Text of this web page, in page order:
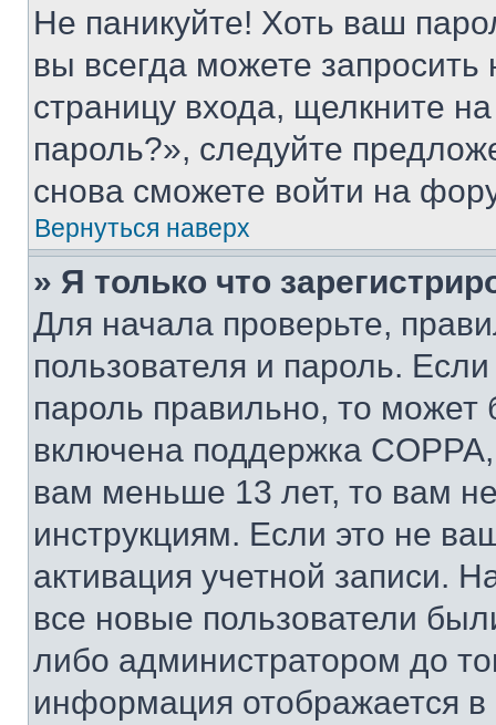
Не паникуйте! Хоть ваш
вы всегда можете
страницу входа, щелкните
пароль?», следуйте
снова сможете войти на
Вернуться наверх
» Я только что
Для начала проверьте,
пользователя и пароль.
пароль правильно, то может
включена поддержка
вам меньше 13 лет, то вам
инструкциям. Если это не
активация учетной записи.
все новые пользователи
либо администратором до
информация отображается